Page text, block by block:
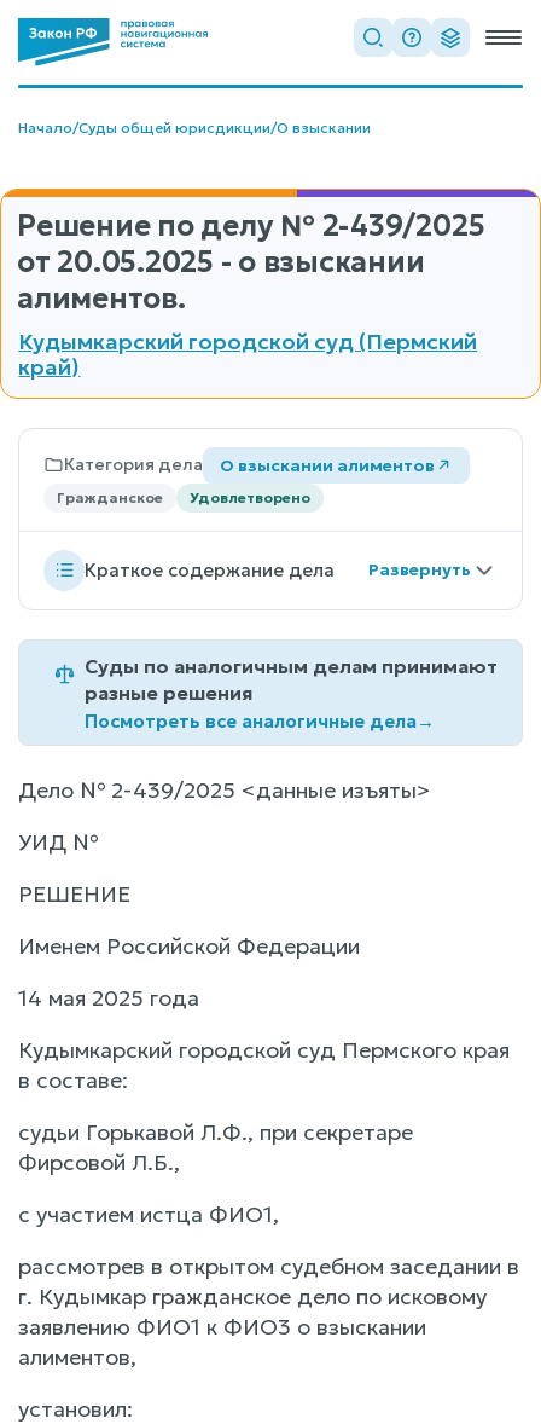
Начало/Суды общей юрисдикции/О взыскании
Решение по делу № 2-439/2025
от 20.05.2025 - о взыскании
алиментов.
Кудымкарский городской суд (Пермский
край)
Категория дела О взыскании алиментов
Гражданское Удовлетворено
Краткое содержание дела
Суды по аналогичным делам принимают
разные решения
Посмотреть все аналогичные дела→
Дело № 2-439/2025 <данные изъяты>
УИД №
РЕШЕНИЕ
Именем Российской Федерации
14 мая 2025 года
Кудымкарский городской суд Пермского края
в составе:
судьи Горькавой Л.Ф., при секретаре
Фирсовой Л.Б.,
с участием истца ФИО1,
рассмотрев в открытом судебном заседании в
г. Кудымкар гражданское дело по исковому
заявлению ФИО1 к ФИО3 о взыскании
алиментов,
установил: